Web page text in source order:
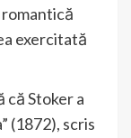
exercitată
că Stoker a
(1872), scris